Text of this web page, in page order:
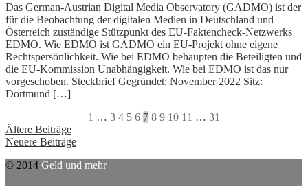
Das German-Austrian Digital Media Observatory (GADMO) ist der
für die Beobachtung der digitalen Medien in Deutschland und
Österreich zuständige Stützpunkt des EU-Faktencheck-Netzwerks
EDMO. Wie EDMO ist GADMO ein EU-Projekt ohne eigene
Rechtspersönlichkeit. Wie bei EDMO behaupten die Beteiligten und
die EU-Kommission Unabhängigkeit. Wie bei EDMO ist das nur
vorgeschoben. Steckbrief Gegründet: November 2022 Sitz:
Dortmund […]
1 … 3 4 5 6 7 8 9 10 11 … 31
Beitragsnavigation
Ältere Beiträge
Neuere Beiträge
© 2014 Geld und mehr